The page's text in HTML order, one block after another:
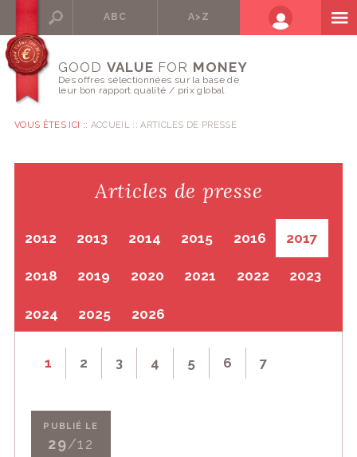
ABC A>Z
GOOD VALUE FOR MONEY
Des offres sélectionnées sur la base de
leur bon rapport qualité / prix global
VOUS ÊTES ICI :: ACCUEIL ARTICLES DE PRESSE
Articles de presse
2012 2013 2014 2015 2016 2017
2018 2019 2020 2021 2022 2023
2024 2025 2026
1 2 3 4 5 6 7
PUBLIÉ LE
29/12